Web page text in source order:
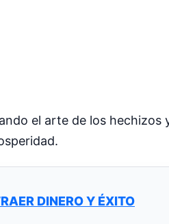
el arte de los hechizos
DINERO Y ÉXITO